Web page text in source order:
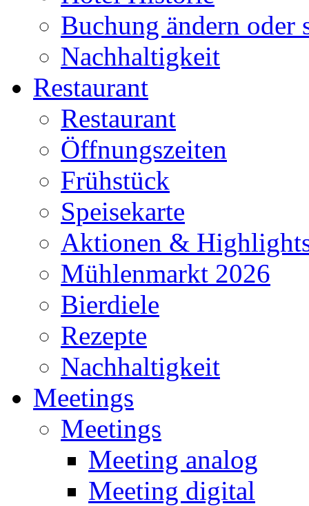
Buchung ändern oder
Nachhaltigkeit
Restaurant
Restaurant
Öffnungszeiten
Frühstück
Speisekarte
Aktionen &
Mühlenmarkt 2026
Bierdiele
Rezepte
Nachhaltigkeit
Meetings
Meetings
Meeting analog
Meeting digital